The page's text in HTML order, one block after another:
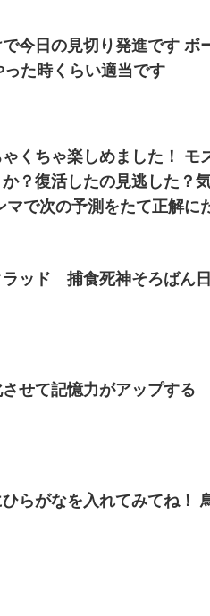
で今日の見切り発進です
った時くらい適当です
くちゃ楽しめました！ モ
？復活したの見逃した？
マで次の予測をたて正解に
ラッド 捕食死神そろばん
せて記憶力がアップする